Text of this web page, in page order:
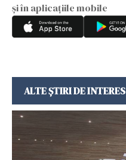
și în aplicațiile mobile
ALTE ȘTIRI DE INTERES